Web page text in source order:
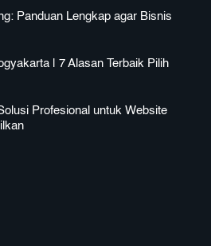
Panduan Lengkap agar Bisnis
| 7 Alasan Terbaik Pilih
Profesional untuk Website